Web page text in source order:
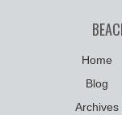
Home
Blog
Archives